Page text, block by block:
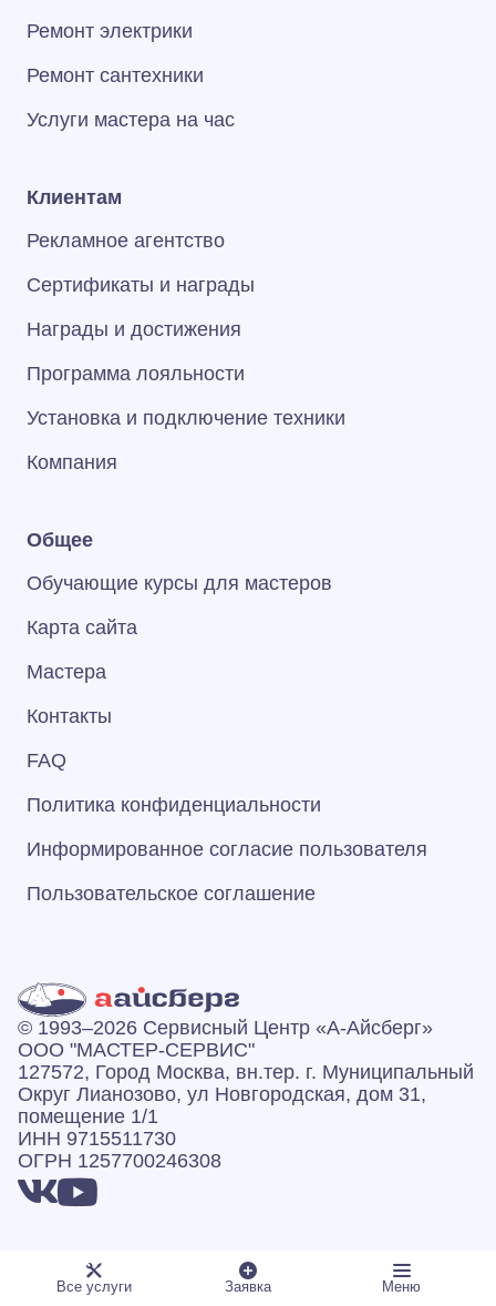
Ремонт электрики
Ремонт сантехники
Услуги мастера на час
Клиентам
Рекламное агентство
Сертификаты и награды
Награды и достижения
Программа лояльности
Установка и подключение техники
Компания
Общее
Обучающие курсы для мастеров
Карта сайта
Мастера
Контакты
FAQ
Политика конфиденциальности
Информированное согласие пользователя
Пользовательское соглашение
© 1993–2026 Сервисный Центр «А‑Айсберг»
ООО "МАСТЕР-СЕРВИС"
127572, Город Москва, вн.тер. г. Муниципальный
Округ Лианозово, ул Новгородская, дом 31,
помещение 1/1
ИНН 9715511730
ОГРН 1257700246308
Есть вопросы? Звоните:
Все услуги Заявка Меню